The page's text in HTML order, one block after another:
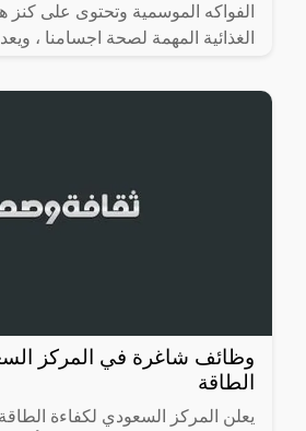
الفواكه الموسمية وتحتوى على كنز
الغذائية المهمة لصحة اجسامنا ،
وظائف شاغرة في المركز
الطاقة
يعلن المركز السعودي لكفاءة